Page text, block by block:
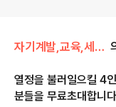
자기계발,교육,세미나
열정을 불러일으킬 4
분들을 무료초대합니다